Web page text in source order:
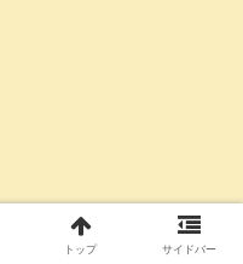
トップ サイドバー